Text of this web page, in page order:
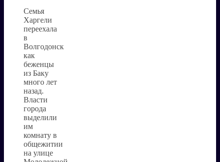
Семья
Харгели
переехала
в
Волгодонск
как
беженцы
из Баку
много лет
назад.
Власти
города
выделили
им
комнату в
общежитии
на улице